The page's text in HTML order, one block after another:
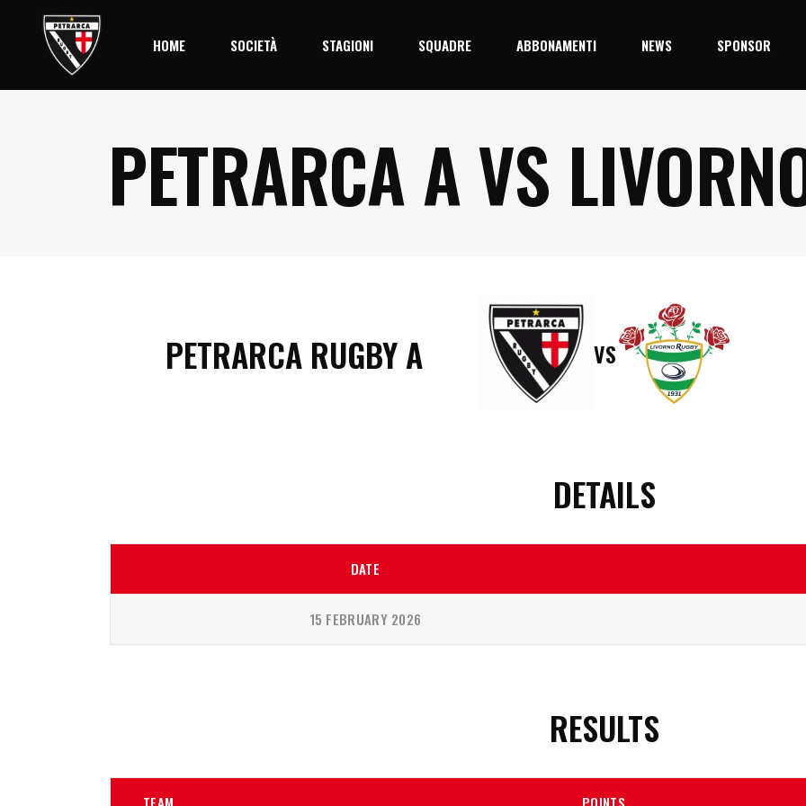
HOME SOCIETÀ
Società
Palmares
STAGIONI SQUADRE
Junior
ABBONAMENTI NEWS SPONSOR
PETRARCA A VS
PETRARCA RUGBY A VS
DETAILS
DATE
15 FEBRUARY 2026
RESULTS